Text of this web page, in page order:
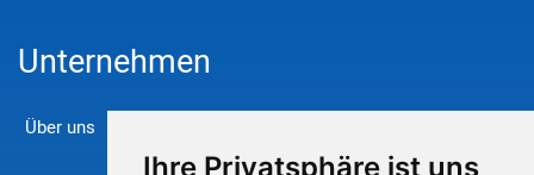
Ihre Privatsphäre ist uns
Unternehmen
Über uns